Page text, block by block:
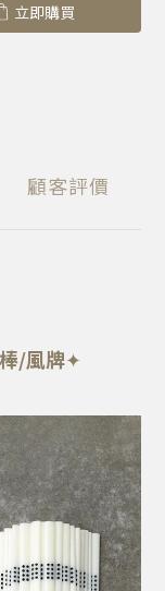
立即購買
顧客評價
/風牌✦